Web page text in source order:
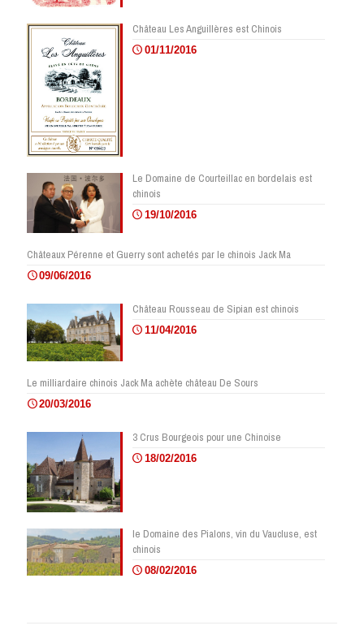
Château Les Anguillères est Chinois
01/11/2016
Le Domaine de Courteillac en bordelais est
chinois
19/10/2016
Châteaux Pérenne et Guerry sont achetés par le chinois Jack Ma
09/06/2016
Château Rousseau de Sipian est chinois
11/04/2016
Le milliardaire chinois Jack Ma achète château De Sours
20/03/2016
3 Crus Bourgeois pour une Chinoise
18/02/2016
le Domaine des Pialons, vin du Vaucluse, est
chinois
08/02/2016